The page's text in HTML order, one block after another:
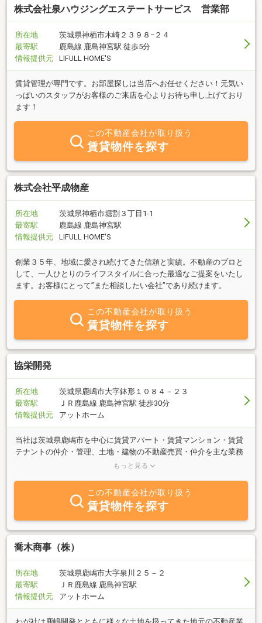
株式会社泉ハウジングエステートサービス 営業部
所在地
茨城県神栖市木崎２３９８−２４
最寄駅
鹿島線 鹿島神宮駅 徒歩5分
情報提供元
LIFULL HOME'S
賃貸管理が専門です。お部屋探しは当店へお任せください！元気い
っぱいのスタッフがお客様のご来店を心よりお待ち申し上げており
ます！
この不動産会社が取り扱う
賃貸物件を探す
株式会社平成物産
所在地
茨城県神栖市堀割３丁目1-1
最寄駅
鹿島線 鹿島神宮駅
情報提供元
LIFULL HOME'S
創業３５年、地域に愛され続けてきた信頼と実績。不動産のプロと
して、一人ひとりのライフスタイルに合った最適なご提案をいたし
ます。お客様にとって”また相談したい会社”であり続けます。
この不動産会社が取り扱う
賃貸物件を探す
協栄開発
所在地
茨城県鹿嶋市大字鉢形１０８４－２３
最寄駅
ＪＲ鹿島線 鹿島神宮駅 徒歩30分
情報提供元
アットホーム
当社は茨城県鹿嶋市を中心に賃貸アパート・賃貸マンション・賃貸
テナントの仲介・管理、土地・建物の不動産売買・仲介を主な業務
内容とする会社です。お客様のニーズに沿い、安心・快適な暮らし
の満足・信頼を大切に地元に密着した業務の展開を心がけていま
す。ぜひ、茨城県の鹿嶋市内でお探しの際には、当社へ御相談くだ
もっと見る
この不動産会社が取り扱う
賃貸物件を探す
喬木商事（株）
所在地
茨城県鹿嶋市大字泉川２５－２
最寄駅
ＪＲ鹿島線 鹿島神宮駅
情報提供元
アットホーム